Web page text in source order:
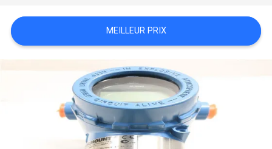
LES
CAS
DEMANDE
SOUMISSION
MEILLEUR PRIX